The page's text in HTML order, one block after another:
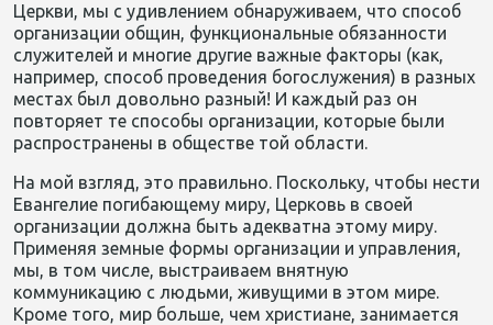
Церкви, мы с удивлением обнаруживаем, что способ
организации общин, функциональные обязанности
служителей и многие другие важные факторы (как,
например, способ проведения богослужения) в разных
местах был довольно разный! И каждый раз он
повторяет те способы организации, которые были
распространены в обществе той области.
На мой взгляд, это правильно. Поскольку, чтобы нести
Евангелие погибающему миру, Церковь в своей
организации должна быть адекватна этому миру.
Применяя земные формы организации и управления,
мы, в том числе, выстраиваем внятную
коммуникацию с людьми, живущими в этом мире.
Кроме того, мир больше, чем христиане, занимается